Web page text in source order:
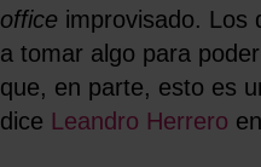
office improvisado. Los
a tomar algo para
que, en parte, esto es
dice Leandro Herrero